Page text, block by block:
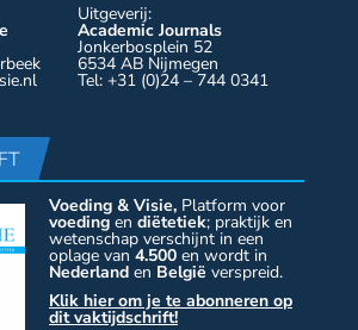
Uitgeverij:
Academic Journals
Jonkerbosplein 52
6534 AB Nijmegen
Tel: +31 (0)24 – 744 0341
Voeding & Visie, Platform voor
voeding en diëtetiek; praktijk en
wetenschap verschijnt in een
oplage van4.500 en wordt in
Nederland en België verspreid.
Klik hier om je te abonneren op
dit vaktijdschrift!